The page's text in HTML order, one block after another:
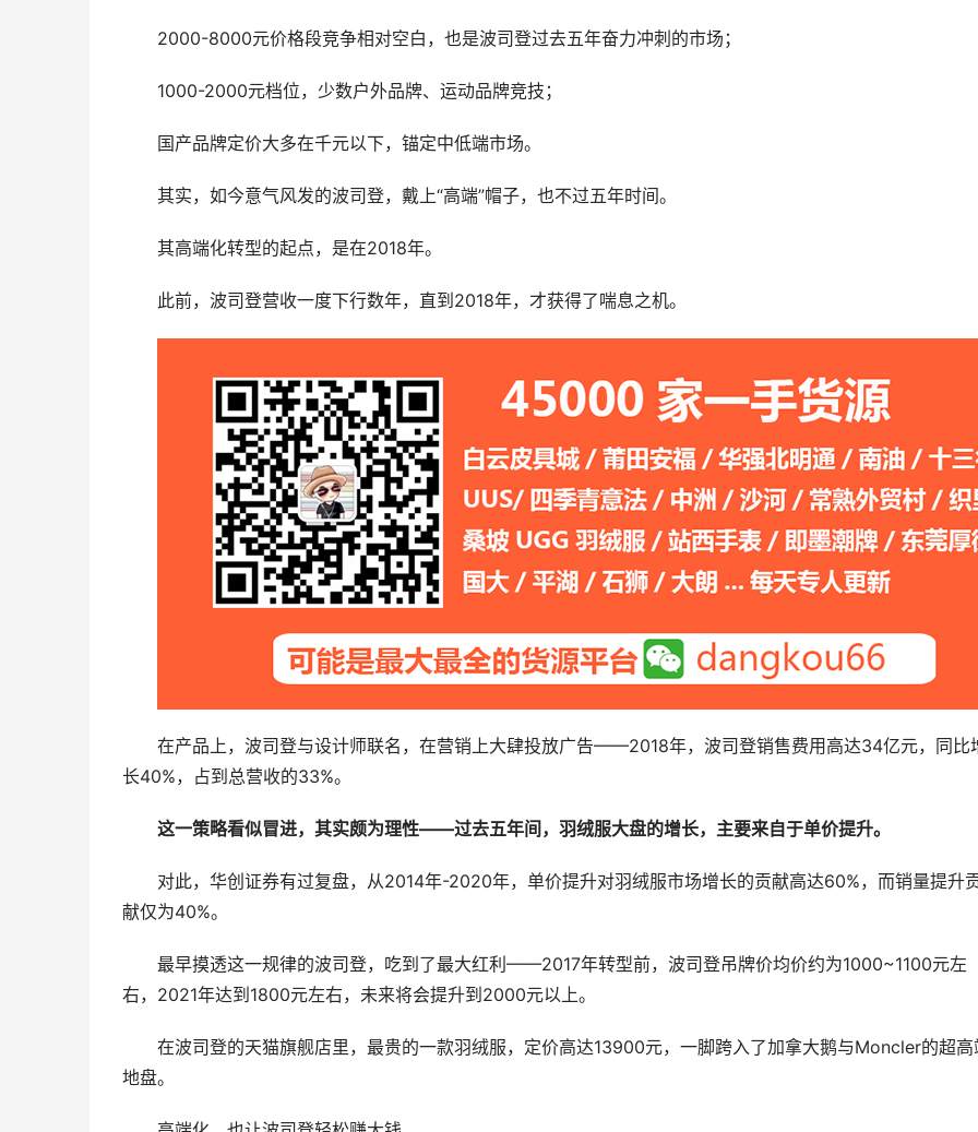
2000-8000元价格段竞争相对空白，也是波司登过去五年奋力冲刺的市场；
1000-2000元档位，少数户外品牌、运动品牌竞技；
国产品牌定价大多在千元以下，锚定中低端市场。
其实，如今意气风发的波司登，戴上“高端”帽子，也不过五年时间。
其高端化转型的起点，是在2018年。
此前，波司登营收一度下行数年，直到2018年，才获得了喘息之机。
在产品上，波司登与设计师联名，在营销上大肆投放广告——2018年，波司登销售费用高达34亿元，同比
长40%，占到总营收的33%。
这一策略看似冒进，其实颇为理性——过去五年间，羽绒服大盘的增长，主要来自于单价提升。
对此，华创证券有过复盘，从2014年-2020年，单价提升对羽绒服市场增长的贡献高达60%，而销量提升
献仅为40%。
最早摸透这一规律的波司登，吃到了最大红利——2017年转型前，波司登吊牌价均价约为1000~1100元左
右，2021年达到1800元左右，未来将会提升到2000元以上。
在波司登的天猫旗舰店里，最贵的一款羽绒服，定价高达13900元，一脚跨入了加拿大鹅与Moncler的超高
地盘。